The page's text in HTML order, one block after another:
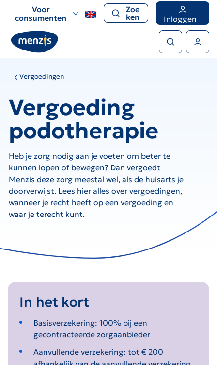
voor
snelle
navigatie
Voor
consumenten
Zoe
ken
Inloggen
Vergoedingen
Vergoeding
podotherapie
Heb je zorg nodig aan je voeten om beter te
kunnen lopen of bewegen? Dan vergoedt
Menzis deze zorg meestal wel, als de huisarts je
doorverwijst. Lees hier alles over vergoedingen,
wanneer je recht heeft op een vergoeding en
waar je terecht kunt.
In het kort
Basisverzekering: 100% bij een
gecontracteerde zorgaanbieder
Aanvullende verzekering: tot € 200